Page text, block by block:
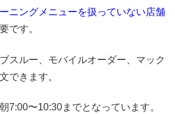
ニングメニューを扱っていない店舗
です。
スルー、モバイルオーダー、マック
できます。
7:00〜10:30までとなっています。